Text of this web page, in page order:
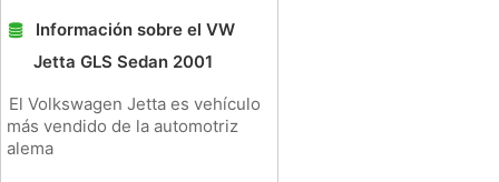
Información sobre el VW
Jetta GLS Sedan 2001
El Volkswagen Jetta es vehículo
más vendido de la automotriz
alema